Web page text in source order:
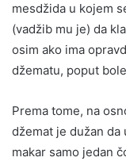
mesdžida u kojem
(vadžib mu je) da
osim ako ima
džematu, poput
Prema tome, na
džemat je dužan da
makar samo jedan